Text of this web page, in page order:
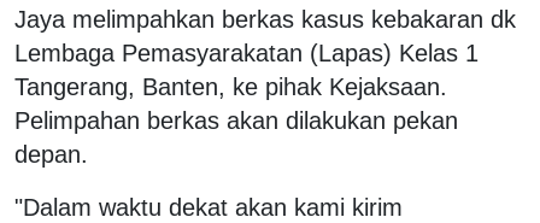
Jaya melimpahkan berkas kasus kebakaran dk
Lembaga Pemasyarakatan (Lapas) Kelas 1
Tangerang, Banten, ke pihak Kejaksaan.
Pelimpahan berkas akan dilakukan pekan
depan.
"Dalam waktu dekat akan kami kirim